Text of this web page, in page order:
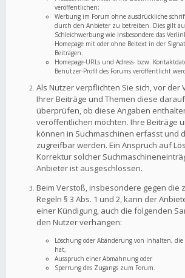
veröffentlichen;
Werbung im Forum ohne ausdrückliche
durch den Anbieter zu betreiben. Dies gilt
Schleichwerbung wie insbesondere das
Homepage mit oder ohne Beitext in der
Beiträgen.
Homepage-URLs und Adress- bzw.
Benutzer-Profil des Forums veröffentlicht
Als Nutzer verpflichten Sie sich, vor der
Ihrer Beiträge und Themen diese
überprüfen, ob diese Angaben
veröffentlichen möchten. Ihre Beiträge
können in Suchmaschinen erfasst und
zugreifbar werden. Ein Anspruch auf
Korrektur solcher
Anbieter ist ausgeschlossen.
Beim Verstoß, insbesondere gegen die
Regeln § 3 Abs. 1 und 2, kann der
einer Kündigung, auch die folgenden
den Nutzer verhängen:
Löschung oder Abänderung von Inhalten,
hat,
Ausspruch einer Abmahnung oder
Sperrung des Zugangs zum Forum.